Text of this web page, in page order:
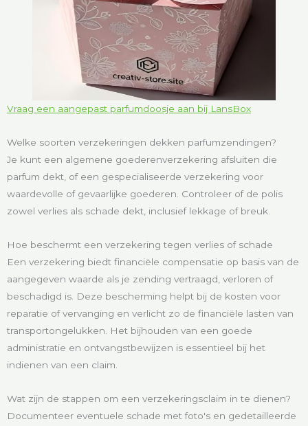
Vraag een aangepast parfumdoosje aan bij LansBox
Welke soorten verzekeringen dekken parfumzendingen?
Je kunt een algemene goederenverzekering afsluiten die
parfum dekt, of een gespecialiseerde verzekering voor
waardevolle of gevaarlijke goederen. Controleer of de polis
zowel verlies als schade dekt, inclusief lekkage of breuk.
Hoe beschermt een verzekering tegen verlies of schade
Een verzekering biedt financiële compensatie op basis van de
aangegeven waarde als je zending vertraagd, verloren of
beschadigd is. Deze bescherming helpt bij de kosten voor
reparatie of vervanging en verlicht zo de financiële lasten van
transportongelukken. Het bijhouden van een goede
administratie en ontvangstbewijzen is essentieel bij het
indienen van een claim.
Wat zijn de stappen om een verzekeringsclaim in te dienen?
Documenteer eventuele schade met foto's en gedetailleerde